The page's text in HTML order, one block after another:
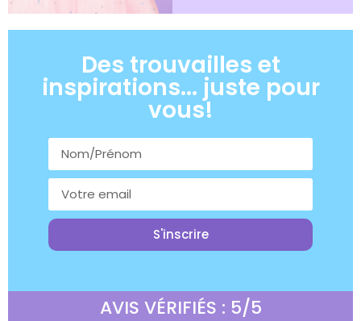
Des trouvailles et
inspirations... juste pour
vous!
S'inscrire
AVIS VÉRIFIÉS : 5/5